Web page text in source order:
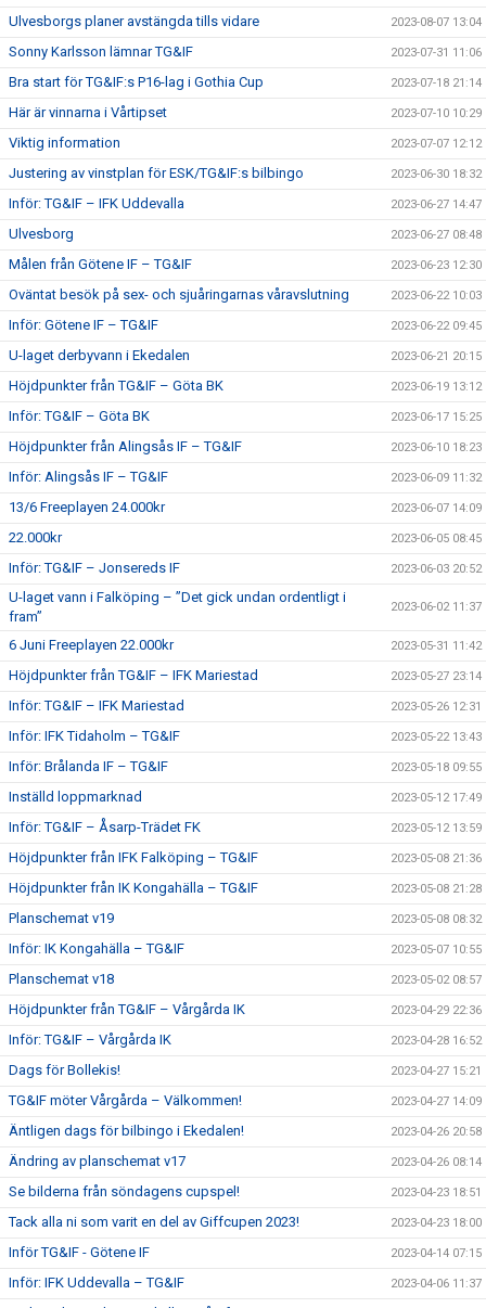
Ulvesborgs planer avstängda tills vidare 2023-08-07 13:04
Sonny Karlsson lämnar TG&IF 2023-07-31 11:06
Bra start för TG&IF:s P16-lag i Gothia Cup 2023-07-18 21:14
Här är vinnarna i Vårtipset 2023-07-10 10:29
Viktig information 2023-07-07 12:12
Justering av vinstplan för ESK/TG&IF:s bilbingo 2023-06-30 18:32
Inför: TG&IF – IFK Uddevalla 2023-06-27 14:47
Ulvesborg 2023-06-27 08:48
Målen från Götene IF – TG&IF 2023-06-23 12:30
Oväntat besök på sex- och sjuåringarnas våravslutning 2023-06-22 10:03
Inför: Götene IF – TG&IF 2023-06-22 09:45
U-laget derbyvann i Ekedalen 2023-06-21 20:15
Höjdpunkter från TG&IF – Göta BK 2023-06-19 13:12
Inför: TG&IF – Göta BK 2023-06-17 15:25
Höjdpunkter från Alingsås IF – TG&IF 2023-06-10 18:23
Inför: Alingsås IF – TG&IF 2023-06-09 11:32
13/6 Freeplayen 24.000kr 2023-06-07 14:09
22.000kr 2023-06-05 08:45
Inför: TG&IF – Jonsereds IF 2023-06-03 20:52
U-laget vann i Falköping – ”Det gick undan ordentligt i
fram”
2023-06-02 11:37
6 Juni Freeplayen 22.000kr 2023-05-31 11:42
Höjdpunkter från TG&IF – IFK Mariestad 2023-05-27 23:14
Inför: TG&IF – IFK Mariestad 2023-05-26 12:31
Inför: IFK Tidaholm – TG&IF 2023-05-22 13:43
Inför: Brålanda IF – TG&IF 2023-05-18 09:55
Inställd loppmarknad 2023-05-12 17:49
Inför: TG&IF – Åsarp-Trädet FK 2023-05-12 13:59
Höjdpunkter från IFK Falköping – TG&IF 2023-05-08 21:36
Höjdpunkter från IK Kongahälla – TG&IF 2023-05-08 21:28
Planschemat v19 2023-05-08 08:32
Inför: IK Kongahälla – TG&IF 2023-05-07 10:55
Planschemat v18 2023-05-02 08:57
Höjdpunkter från TG&IF – Vårgårda IK 2023-04-29 22:36
Inför: TG&IF – Vårgårda IK 2023-04-28 16:52
Dags för Bollekis! 2023-04-27 15:21
TG&IF möter Vårgårda – Välkommen! 2023-04-27 14:09
Äntligen dags för bilbingo i Ekedalen! 2023-04-26 20:58
Ändring av planschemat v17 2023-04-26 08:14
Se bilderna från söndagens cupspel! 2023-04-23 18:51
Tack alla ni som varit en del av Giffcupen 2023! 2023-04-23 18:00
Inför TG&IF - Götene IF 2023-04-14 07:15
Inför: IFK Uddevalla – TG&IF 2023-04-06 11:37